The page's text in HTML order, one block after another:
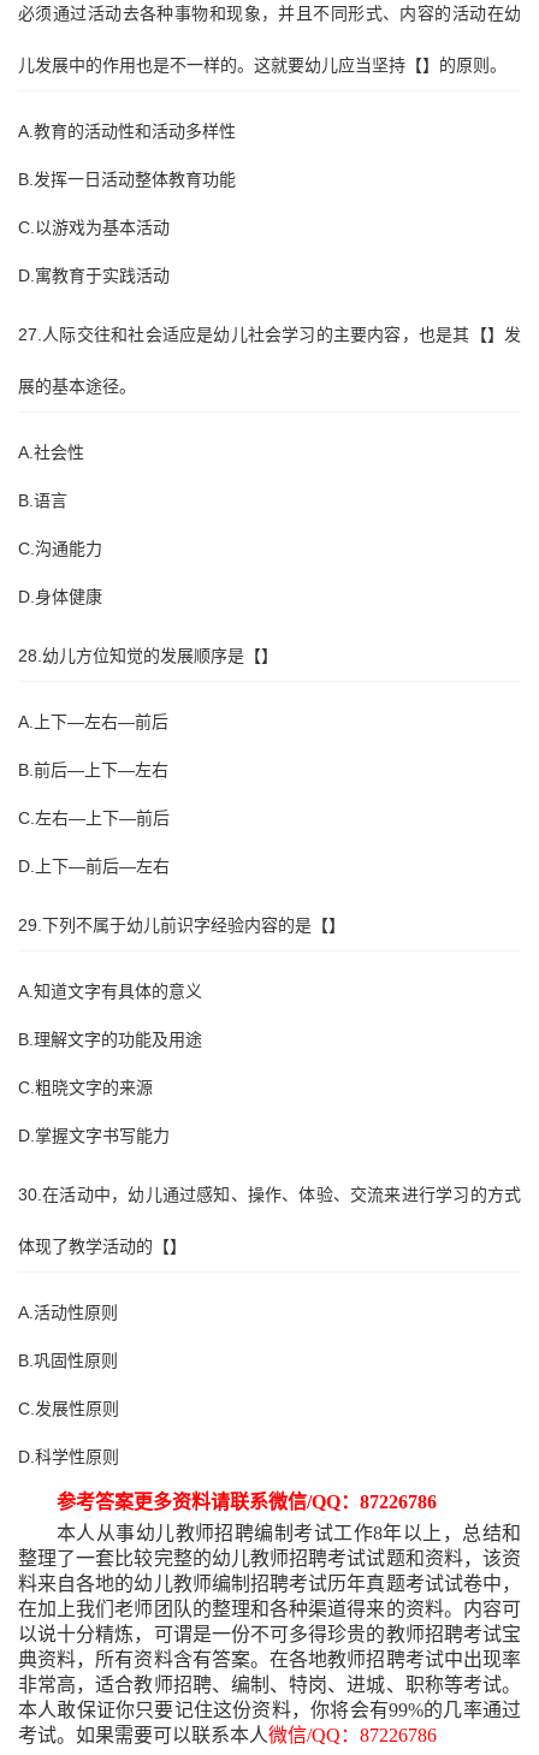
必须通过活动去各种事物和现象，并且不同形式、内容的活动在幼
儿发展中的作用也是不一样的。这就要幼儿应当坚持【】的原则。
A.教育的活动性和活动多样性
B.发挥一日活动整体教育功能
C.以游戏为基本活动
D.寓教育于实践活动
27.人际交往和社会适应是幼儿社会学习的主要内容，也是其【】发
展的基本途径。
A.社会性
B.语言
C.沟通能力
D.身体健康
28.幼儿方位知觉的发展顺序是【】
A.上下—左右—前后
B.前后—上下—左右
C.左右—上下—前后
D.上下—前后—左右
29.下列不属于幼儿前识字经验内容的是【】
A.知道文字有具体的意义
B.理解文字的功能及用途
C.粗晓文字的来源
D.掌握文字书写能力
30.在活动中，幼儿通过感知、操作、体验、交流来进行学习的方式
体现了教学活动的【】
A.活动性原则
B.巩固性原则
C.发展性原则
D.科学性原则
参考答案更多资料请联系微信/QQ：87226786
本人从事幼儿教师招聘编制考试工作8年以上，总结和
整理了一套比较完整的幼儿教师招聘考试试题和资料，该资
料来自各地的幼儿教师编制招聘考试历年真题考试试卷中，
在加上我们老师团队的整理和各种渠道得来的资料。内容可
以说十分精炼，可谓是一份不可多得珍贵的教师招聘考试宝
典资料，所有资料含有答案。在各地教师招聘考试中出现率
非常高，适合教师招聘、编制、特岗、进城、职称等考试。
本人敢保证你只要记住这份资料，你将会有99%的几率通过
考试。如果需要可以联系本人微信/QQ：87226786